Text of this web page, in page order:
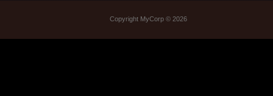
Copyright MyCorp © 2026